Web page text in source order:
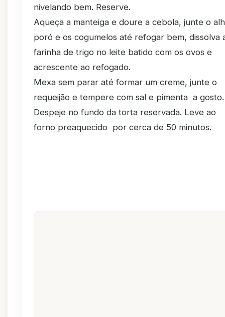
nivelando bem. Reserve.
Aqueça a manteiga e doure a cebola, junte o
poró e os cogumelos até refogar bem, dissolva
farinha de trigo no leite batido com os ovos e
acrescente ao refogado.
Mexa sem parar até formar um creme, junte o
requeijão e tempere com sal e pimenta a gosto.
Despeje no fundo da torta reservada. Leve ao
forno preaquecido por cerca de 50 minutos.